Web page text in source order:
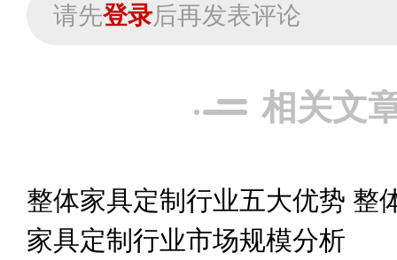
请先登录后再发表评论
相关文
整体家具定制行业五大优势 整
家具定制行业市场规模分析